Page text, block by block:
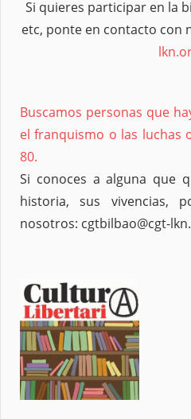
Si quieres participar en la
etc, ponte en contacto con
Buscamos personas que
el franquismo o las luchas
80.
Si conoces a alguna que
historia, sus vivencias,
nosotros: cgtbilbao@cgt-